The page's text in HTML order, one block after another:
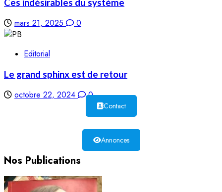
Ces indésirables du système
mars 21, 2025 0
Editorial
Le grand sphinx est de retour
octobre 22, 2024 0
Contact
Annonces
Nos Publications